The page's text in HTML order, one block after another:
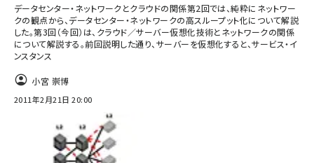
データセンター・ネットワークとクラウドの関係第2回では、純粋にネットワー
クの観点から、データセンター・ネットワークの高スループット化について解説
した。第3回（今回）は、クラウド／サーバー仮想化技術とネットワークの関係
について解説する。前回説明した通り、サーバーを仮想化すると、サービス・イ
ンスタンス
小宮 崇博
2011年2月21日 20:00